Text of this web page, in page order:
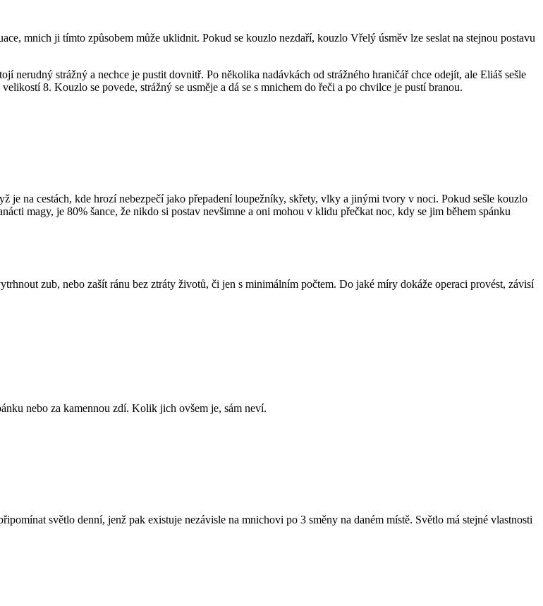
mnich ji tímto způsobem může uklidnit. Pokud se kouzlo nezdaří, kouzlo Vřelý úsměv lze seslat na stejnou postavu
strážný a nechce je pustit dovnitř. Po několika nadávkách od strážného hraničář chce odejít, ale Eliáš sešle
8. Kouzlo se povede, strážný se usměje a dá se s mnichem do řeči a po chvilce je pustí branou.
na cestách, kde hrozí nebezpečí jako přepadení loupežníky, skřety, vlky a jinými tvory v noci. Pokud sešle kouzlo
magy, je 80% šance, že nikdo si postav nevšimne a oni mohou v klidu přečkat noc, kdy se jim během spánku
zub, nebo zašít ránu bez ztráty životů, či jen s minimálním počtem. Do jaké míry dokáže operaci provést, závisí
nebo za kamennou zdí. Kolik jich ovšem je, sám neví.
světlo denní, jenž pak existuje nezávisle na mnichovi po 3 směny na daném místě. Světlo má stejné vlastnosti